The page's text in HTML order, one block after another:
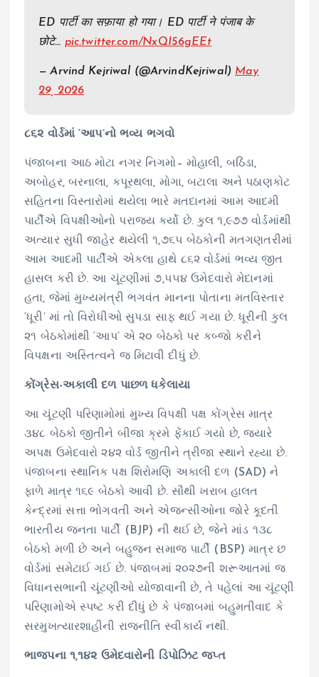
ED पार्टी का सफ़ाया हो गया। ED पार्टी ने पंजाब के
छोटे… pic.twitter.com/NxQI56gEEt
— Arvind Kejriwal (@ArvindKejriwal) May
29, 2026
૮૬૨ વોર્ડમાં ‘આપ’નો ભવ્ય ભગવો
પંજાબના આઠ મોટા નગર નિગમો– મોહાલી, બઠિંડા,
અબોહર, બરનાલા, કપૂરથલા, મોગા, બટાલા અને પઠાણકોટ
સહિતના વિસ્તારોમાં થયેલા ભારે મતદાનમાં આમ આદમી
પાર્ટીએ વિપક્ષીઓનો પરાજય કર્યો છે. કુલ ૧,૯૭૭ વોર્ડમાંથી
અત્યાર સુધી જાહેર થયેલી ૧,૭૬૫ બેઠકોની મતગણતરીમાં
આમ આદમી પાર્ટીએ એકલા હાથે ૮૬૨ વોર્ડમાં ભવ્ય જીત
હાસલ કરી છે. આ ચૂંટણીમાં ૭,૫૫૪ ઉમેદવારો મેદાનમાં
હતા, જેમાં મુખ્યમંત્રી ભગવંત માનના પોતાના મતવિસ્તાર
‘ધૂરી’ માં તો વિરોધીઓ સુપડા સાફ થઈ ગયા છે. ધૂરીની કુલ
૨૧ બેઠકોમાંથી ‘આપ’ એ ૨૦ બેઠકો પર કબ્જો કરીને
વિપક્ષના અસ્તિત્વને જ મિટાવી દીધું છે.
કોંગ્રેસ-અકાલી દળ પાછળ ધકેલાયા
આ ચૂંટણી પરિણામોમાં મુખ્ય વિપક્ષી પક્ષ કોંગ્રેસ માત્ર
૩૪૮ બેઠકો જીતીને બીજા ક્રમે ફેંકાઈ ગયો છે, જ્યારે
અપક્ષ ઉમેદવારો ૨૪૨ વોર્ડ જીતીને ત્રીજા સ્થાને રહ્યા છે.
પંજાબના સ્થાનિક પક્ષ શિરોમણિ અકાલી દળ (SAD) ને
ફાળે માત્ર ૧૬૯ બેઠકો આવી છે. સૌથી ખરાબ હાલત
કેન્દ્રમાં સત્તા ભોગવતી અને એજન્સીઓના જોરે કૂદતી
ભારતીય જનતા પાર્ટી (BJP) ની થઈ છે, જેને માંડ ૧૩૮
બેઠકો મળી છે અને બહુજન સમાજ પાર્ટી (BSP) માત્ર છ
વોર્ડમાં સમેટાઈ ગઈ છે. પંજાબમાં ૨૦૨૭ની શરૂઆતમાં જ
વિધાનસભાની ચૂંટણીઓ યોજાવાની છે, તે પહેલાં આ ચૂંટણી
પરિણામોએ સ્પષ્ટ કરી દીધું છે કે પંજાબમાં બહુમતીવાદ કે
સરમુખત્યારશાહીની રાજનીતિ સ્વીકાર્ય નથી.
ભાજપના ૧,૧૪૨ ઉમેદવારોની ડિપોઝિટ જપ્ત